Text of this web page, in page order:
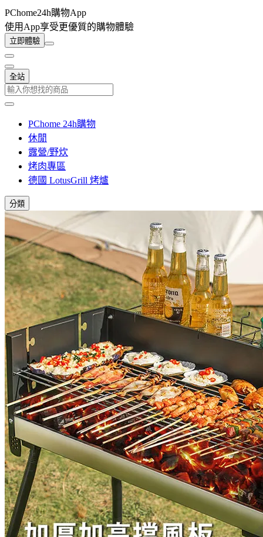
PChome24h購物App
使用App享受更優質的購物體驗
立即體驗
全站
PChome 24h購物
休閒
露營/野炊
烤肉專區
德國 LotusGrill 烤爐
分類